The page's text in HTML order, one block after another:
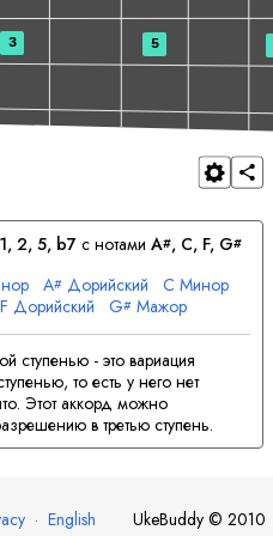
3 5
1, 2, 5, b7 с нотамиA#, C, F, G#
A# Дорийский C Минор
F Дорийский G# Мажор
ступенью - это вариация
то есть у него нет
Этот аккорд можно
в третью ступень.
· English UkeBuddy © 2010